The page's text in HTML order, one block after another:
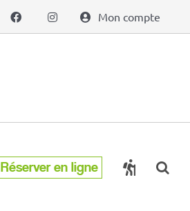
Mon compte
Réserver en ligne